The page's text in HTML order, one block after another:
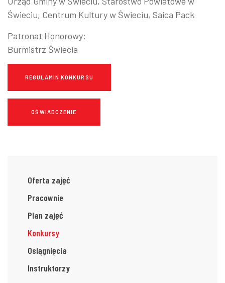
Świeciu, Centrum Kultury w Świeciu, Saica Pack
Patronat Honorowy:
Burmistrz Świecia
REGULAMIN KONKURSU
OŚWIADCZENIE
Oferta zajęć
Pracownie
Plan zajęć
Konkursy
Osiągnięcia
Instruktorzy